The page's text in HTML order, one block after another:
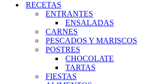
navegaciónRECETAS
ENTRANTES
ENSALADAS
CARNES
PESCADOS Y MARISCOS
POSTRES
CHOCOLATE
TARTAS
FIESTAS